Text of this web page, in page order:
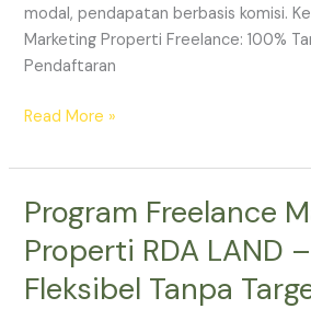
modal, pendapatan berbasis komisi.
Marketing Properti Freelance: 100%
Pendaftaran
Read More »
Program Freelance
Properti RDA LAND
Fleksibel Tanpa
Program
Freelance
Marketing
Properti